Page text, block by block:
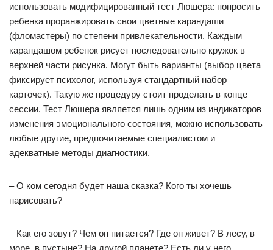
использовать модифицированный тест Люшера: попросить
ребенка проранжировать свои цветные карандаши
(фломастеры) по степени привлекательности. Каждым
карандашом ребенок рисует последовательно кружок в
верхней части рисунка. Могут быть варианты (выбор цвета
фиксирует психолог, используя стандартный набор
карточек). Такую же процедуру стоит проделать в конце
сессии. Тест Люшера является лишь одним из индикаторов
изменения эмоционального состояния, можно использовать
любые другие, предпочитаемые специалистом и
адекватные методы диагностики.
– О ком сегодня будет наша сказка? Кого ты хочешь
нарисовать?
– Как его зовут? Чем он питается? Где он живет? В лесу, в
море, в пустыне? На другой планете? Есть ли у него